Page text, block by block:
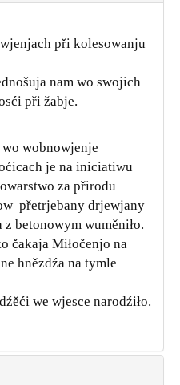
při kolesowanju
nam wo swojich
při žabje.
wobnowjenje
je na iniciatiwu
za přirodu
přetrjebany drjewjany
betonowym wuměniło.
čakaja Miłočenjo na
hnězdźa na tymle
we wjesce narodźiło.